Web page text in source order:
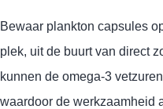
Bewaar plankton capsules
plek, uit de buurt van direct
kunnen de omega-3
waardoor de werkzaamheid